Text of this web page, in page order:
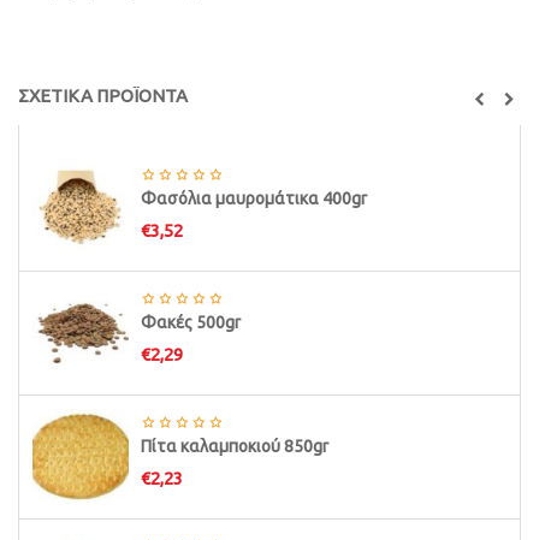
ΣΧΕΤΙΚΑ ΠΡΟΪΟΝΤΑ
Φασόλια μαυρομάτικα 400gr
€3,52
Φακές 500gr
€2,29
Πίτα καλαμποκιού 850gr
€2,23